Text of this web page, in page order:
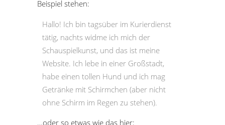
Beispiel stehen:
Hallo! Ich bin tagsüber im Kurierdienst
tätig, nachts widme ich mich der
Schauspielkunst, und das ist meine
Website. Ich lebe in einer Großstadt,
habe einen tollen Hund und ich mag
Getränke mit Schirmchen (aber nicht
ohne Schirm im Regen zu stehen).
…oder so etwas wie das hier: